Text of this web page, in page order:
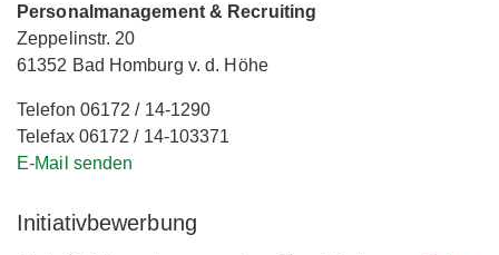
Personalmanagement & Recruiting
Zeppelinstr. 20
61352 Bad Homburg v. d. Höhe
Telefon 06172 / 14-1290
Telefax 06172 / 14-103371
E-Mail senden
Initiativbewerbung